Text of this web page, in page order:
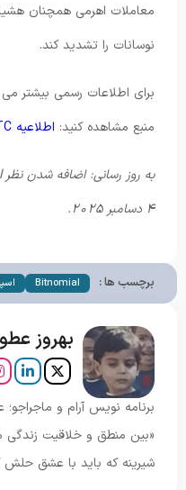
معاملات اهرمی همچنان
نوسانات را تشدید کند.
برای اطلاعات رسمی بیشتر می
منبع مشاهده کنید: اطلاعیه CFTC
4 دسامبر 2025.
برچسب ها : Bitnomial
بهروز
برنامه نویس آرام و ماجراجو؛
«بین منطق و خلاقیت زندگی
شیرینه که باید با عشق حلش